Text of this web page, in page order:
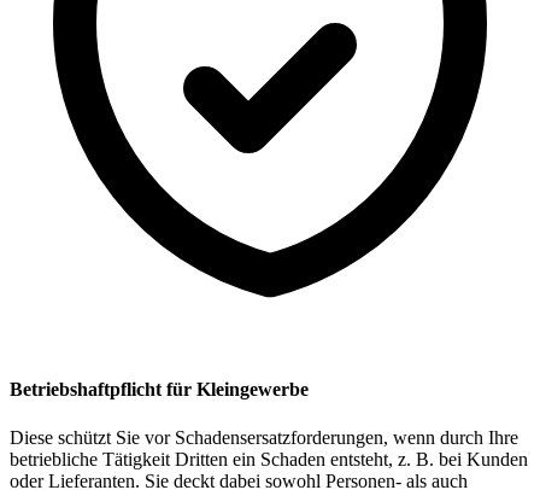
Betriebshaftpflicht für Kleingewerbe
Diese schützt Sie vor Schadensersatzforderungen, wenn durch Ihre
betriebliche Tätigkeit Dritten ein Schaden entsteht, z. B. bei Kunden
oder Lieferanten. Sie deckt dabei sowohl Personen- als auch